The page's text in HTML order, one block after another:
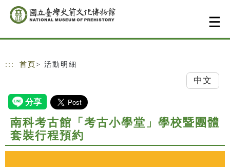
跳到主要內容
網站導覽
::: 首頁 > 活動明細
中文
南科考古館「考古小學堂」學校暨團體
套裝行程預約